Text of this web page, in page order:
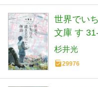
世界でい
文庫 す
杉井光
29976